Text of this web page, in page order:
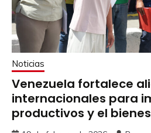
Noticias
Venezuela fortalece
internacionales para
productivos y el